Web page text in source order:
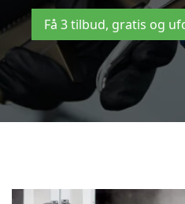
Få 3 tilbud, gratis og